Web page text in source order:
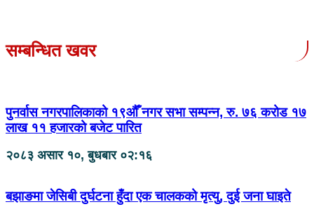
सम्बन्धित खवर
पुनर्वास नगरपालिकाको १९औँ नगर सभा सम्पन्न, रु. ७६ करोड १७
लाख ११ हजारको बजेट पारित
२०८३ असार १०, बुधबार ०२:१६
बझाङमा जेसिबी दुर्घटना हुँदा एक चालकको मृत्यु, दुई जना घाइते